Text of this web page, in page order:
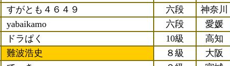
すがとも４６４９ 六段 神奈川
yabaikamo 六段 愛媛
ドラぱく 10級 高知
難波浩史 ８級 大阪